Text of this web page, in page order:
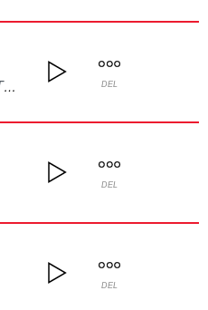
TELL ME WHAT TO DO DEL
DEL
DEL